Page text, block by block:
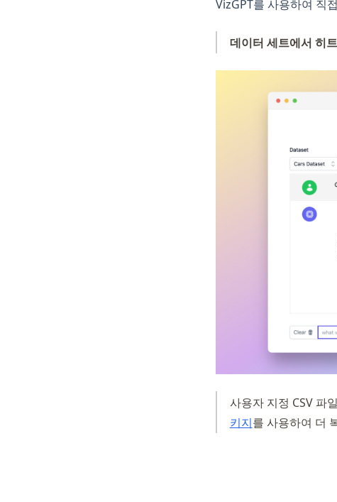
VizGPT를 사용하여 직
데이터 세트에서 히
사용자 지정 CSV 파
키지(opens in a
를 사용하여 더